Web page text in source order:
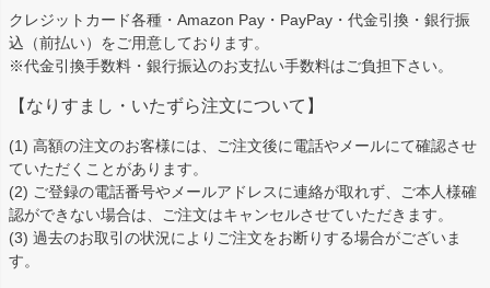
ップ
へ
クレジットカード各種・Amazon Pay・PayPay・代金引換・銀行振
込（前払い）をご用意しております。
※代金引換手数料・銀行振込のお支払い手数料はご負担下さい。
【なりすまし・いたずら注文について】
(1) 高額の注文のお客様には、ご注文後に電話やメールにて確認させ
ていただくことがあります。
(2) ご登録の電話番号やメールアドレスに連絡が取れず、ご本人様確
認ができない場合は、ご注文はキャンセルさせていただきます。
(3) 過去のお取引の状況によりご注文をお断りする場合がございま
す。